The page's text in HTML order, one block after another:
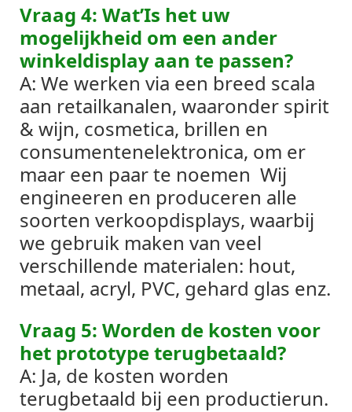
Vraag 4: Wat’Is het uw
mogelijkheid om een ​​ander
winkeldisplay aan te passen?
A: We werken via een breed scala
aan retailkanalen, waaronder spirit
& wijn, cosmetica, brillen en
consumentenelektronica, om er
maar een paar te noemen Wij
engineeren en produceren alle
soorten verkoopdisplays, waarbij
we gebruik maken van veel
verschillende materialen: hout,
metaal, acryl, PVC, gehard glas enz.
Vraag 5: Worden de kosten voor
het prototype terugbetaald?
A: Ja, de kosten worden
terugbetaald bij een productierun.